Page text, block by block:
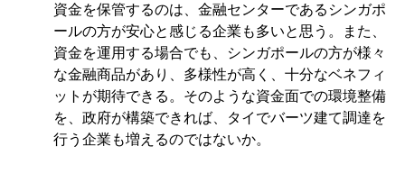
資金を保管するのは、金融センターであるシンガポ
ールの方が安心と感じる企業も多いと思う。また、
資金を運用する場合でも、シンガポールの方が様々
な金融商品があり、多様性が高く、十分なベネフィ
ットが期待できる。そのような資金面での環境整備
を、政府が構築できれば、タイでバーツ建て調達を
行う企業も増えるのではないか。